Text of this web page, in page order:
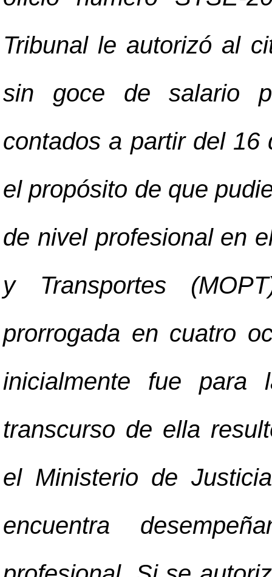
Tribunal le autorizó al
sin goce de salario
contados a partir del
el propósito de que
de nivel profesional en
y Transportes
prorrogada en cuatro
inicialmente fue
transcurso de ella
el Ministerio de
encuentra